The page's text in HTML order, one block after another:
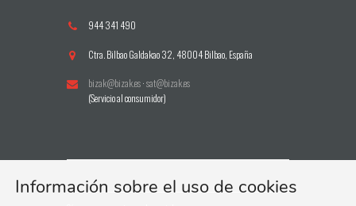
944 341 490
Ctra. Bilbao Galdakao 32, 48004 Bilbao, España
bizak@bizak.es·sat@bizak.es
(Servicio al consumidor)
Información sobre el uso de cookies